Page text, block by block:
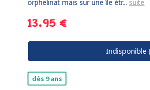
orphelinat mais sur une île étr... suite
13.95 €
Indisponible
dès 9 ans